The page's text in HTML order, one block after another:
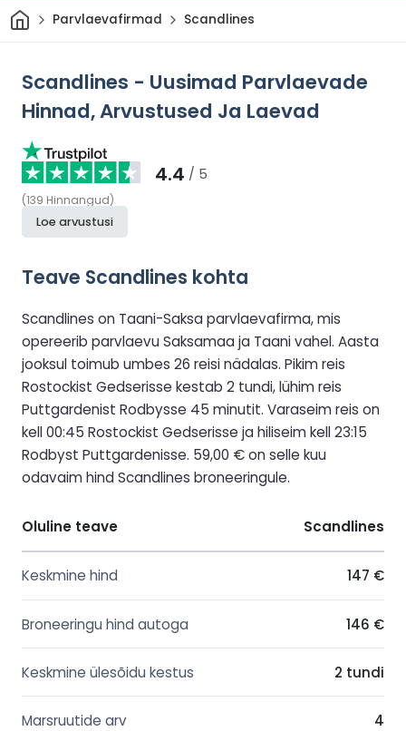
Avaleht
Parvlaevafirmad Scandlines
Scandlines - Uusimad Parvlaevade
Hinnad, Arvustused Ja Laevad
4.4 / 5
(139 Hinnangud)
Loe arvustusi
Teave Scandlines kohta
Scandlines on Taani-Saksa parvlaevafirma, mis
opereerib parvlaevu Saksamaa ja Taani vahel. Aasta
jooksul toimub umbes 26 reisi nädalas. Pikim reis
Rostockist Gedserisse kestab 2 tundi, lühim reis
Puttgardenist Rodbysse 45 minutit. Varaseim reis on
kell 00:45 Rostockist Gedserisse ja hiliseim kell 23:15
Rodbyst Puttgardenisse. 59,00 € on selle kuu
odavaim hind Scandlines broneeringule.
Oluline teave Scandlines
Keskmine hind 147 €
Broneeringu hind autoga 146 €
Keskmine ülesõidu kestus 2 tundi
Marsruutide arv 4